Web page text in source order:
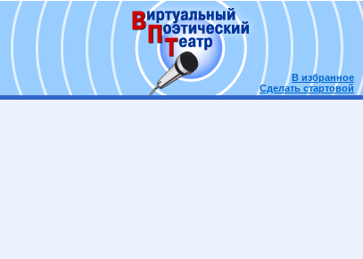
В избранное
Сделать стартовой